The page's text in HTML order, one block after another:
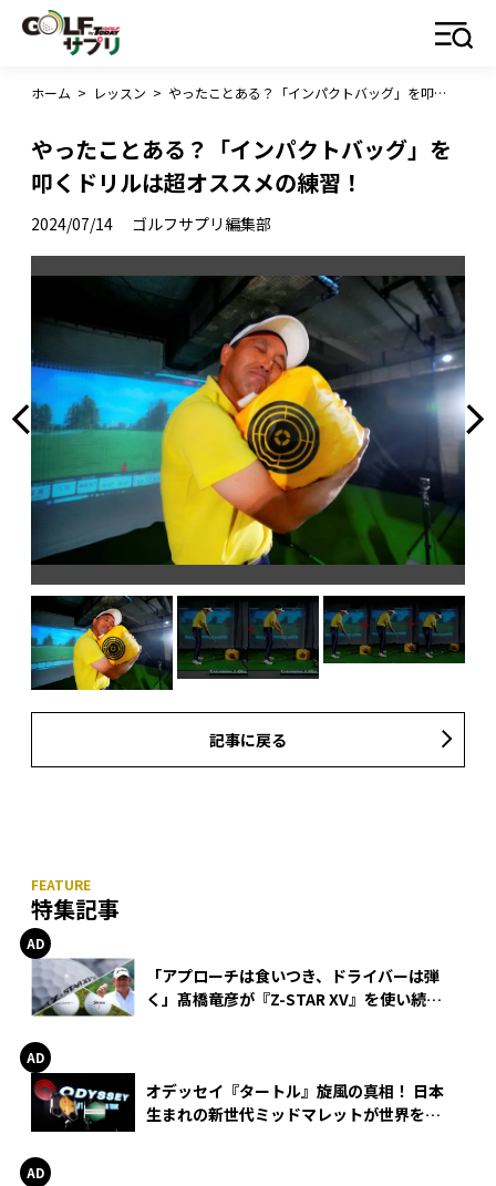
ホーム > レッスン > やったことある？「インパクトバッグ」を叩くドリルは超オススメの練習！
やったことある？「インパクトバッグ」を
叩くドリルは超オススメの練習！
2024/07/14 ゴルフサプリ編集部
記事に戻る
特集記事
「アプローチは食いつき、ドライバーは弾
く」髙橋竜彦が『Z-STAR XV』を使い続け
オデッセイ『タートル』旋風の真相！ 日本
生まれの新世代ミッドマレットが世界を席